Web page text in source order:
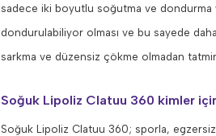
sadece iki boyutlu soğutma ve dondurma
dondurulabiliyor olması ve bu sayede
sarkma ve düzensiz çökme olmadan
Soğuk Lipoliz Clatuu 360 kimler
Soğuk Lipoliz Clatuu 360; sporla,